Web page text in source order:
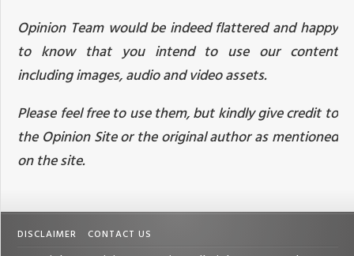
Opinion Team would be indeed flattered and happy
to know that you intend to use our content
including images, audio and video assets.
Please feel free to use them, but kindly give credit to
the Opinion Site or the original author as mentioned
on the site.
DISCLAIMER CONTACT US